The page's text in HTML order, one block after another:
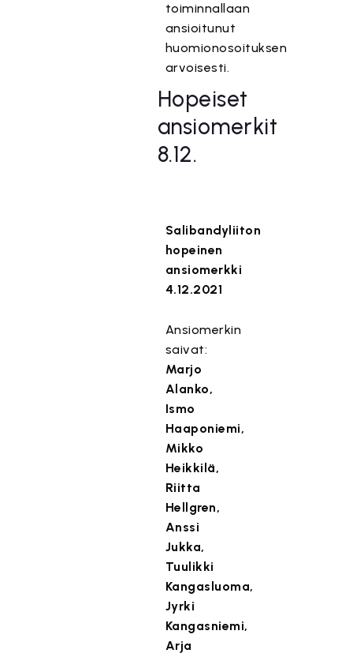
toiminnallaan
ansioitunut
huomionosoituksen
arvoisesti.
Hopeiset
ansiomerkit
8.12.
Salibandyliiton
hopeinen
ansiomerkki
4.12.2021
Ansiomerkin
saivat:
Marjo
Alanko,
Ismo
Haaponiemi,
Mikko
Heikkilä,
Riitta
Hellgren,
Anssi
Jukka,
Tuulikki
Kangasluoma,
Jyrki
Kangasniemi,
Arja